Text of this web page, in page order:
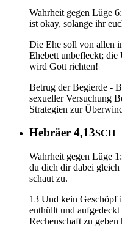
Wahrheit gegen Lüge
ist okay, solange ihr
Die Ehe soll von allen
Ehebett unbefleckt; die
wird Gott richten!
Betrug der Begierde -
sexueller Versuchung
Strategien zur
Hebräer 4,13SCH
Wahrheit gegen Lüge
du dich dir dabei
schaut zu.
13 Und kein Geschöpf
enthüllt und
Rechenschaft zu geben